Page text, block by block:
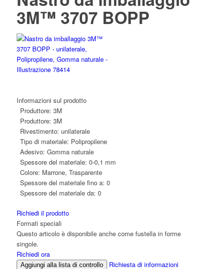
3M™ 3707 BOPP
Informazioni sul prodotto
Produttore: 3M
Produttore: 3M
Rivestimento: unilaterale
Tipo di materiale: Polipropilene
Adesivo: Gomma naturale
Spessore del materiale: 0-0,1 mm
Colore: Marrone, Trasparente
Spessore del materiale fino a: 0
Spessore del materiale da: 0
Richiedi il prodotto
Formati speciali
Questo articolo è disponibile anche come fustella in forme
singole.
Richiedi ora
Aggiungi alla lista di controllo
Richiesta di informazioni